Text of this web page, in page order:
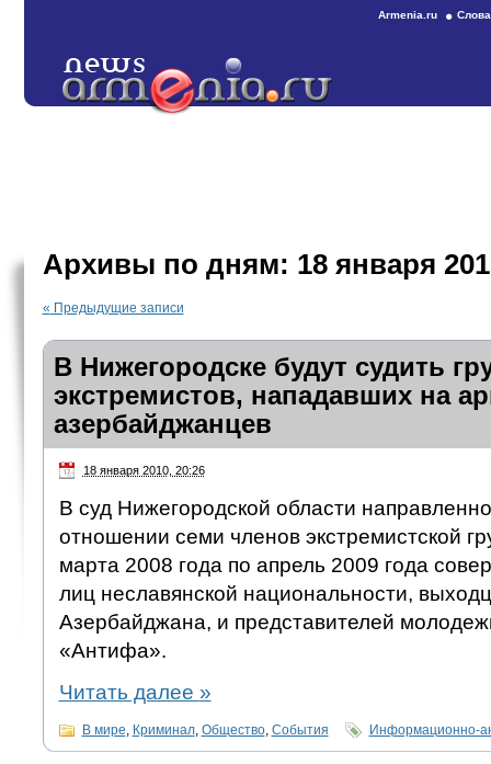
Armenia.ru
Архивы по дням: 18 января
« Предыдущие записи
В Нижегородске будут судить
экстремистов, нападавших на
азербайджанцев
18 января 2010, 20:26
В суд Нижегородской области
отношении семи членов экстремистской
марта 2008 года по апрель 2009 года
лиц неславянской национальности,
Азербайджана, и представителей
«Антифа».
Читать далее »
В мире Криминал, Общество, События Информационно-